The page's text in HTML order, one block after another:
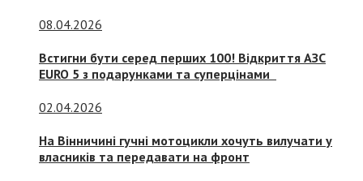
08.04.2026
Встигни бути серед перших 100! Відкриття АЗС
EURO 5 з подарунками та суперцінами
02.04.2026
На Вінничині гучні мотоцикли хочуть вилучати у
власників та передавати на фронт